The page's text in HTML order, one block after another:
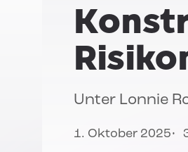
Unter Lonnie
1. Oktober 2025